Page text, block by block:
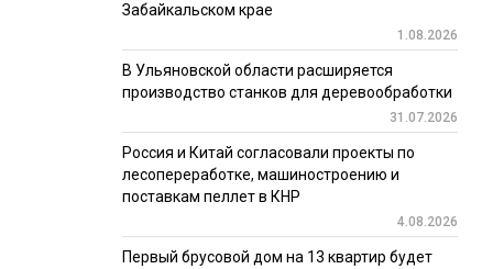
Забайкальском крае
1.08.2026
В Ульяновской области расширяется
производство станков для деревообработки
31.07.2026
Россия и Китай согласовали проекты по
лесопереработке, машиностроению и
поставкам пеллет в КНР
4.08.2026
Первый брусовой дом на 13 квартир будет